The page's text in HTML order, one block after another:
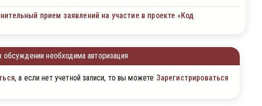
прием заявлений на участие в проекте «Код
обсуждении необходима авторизация
, а если нет учетной записи, то вы можете Зарегистрироваться